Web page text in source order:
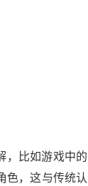
，比如游戏中的
色，这与传统认